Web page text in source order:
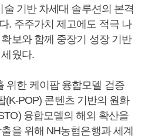
기반 차세대 솔루션의 본격
. 주주가치 제고에도 적극 나
보와 함께 중장기 성장 기반
웠다.
위한 케이팝 융합모델 검증
(K-POP) 콘텐츠 기반의 원화
융합모델의 해외 확산을
을 위해 NH농협은행과 세계